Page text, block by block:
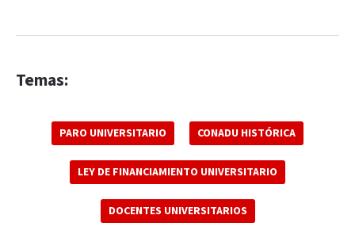
Temas:
PARO UNIVERSITARIO CONADU HISTÓRICA
LEY DE FINANCIAMIENTO UNIVERSITARIO
DOCENTES UNIVERSITARIOS